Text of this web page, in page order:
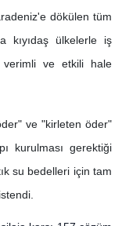
dökülen tüm
kıyıdaş ülkelerle iş
verimli ve etkili hale
ve "kirleten öder"
kurulması gerektiği
su bedelleri için tam